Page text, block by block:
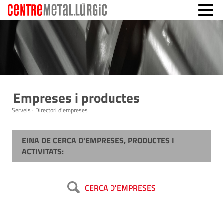
Empreses i productes
Serveis · Directori d'empreses
EINA DE CERCA D'EMPRESES, PRODUCTES I
ACTIVITATS:
CERCA D'EMPRESES